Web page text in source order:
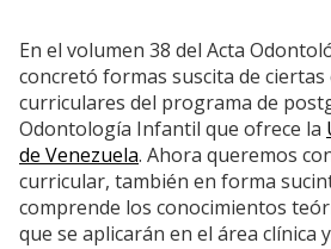
En el volumen 38 del Acta
concretó formas suscita de ciertas
curriculares del programa de
Odontología Infantil que ofrece la
de Venezuela. Ahora queremos
curricular, también en forma
comprende los conocimientos
que se aplicarán en el área clínica